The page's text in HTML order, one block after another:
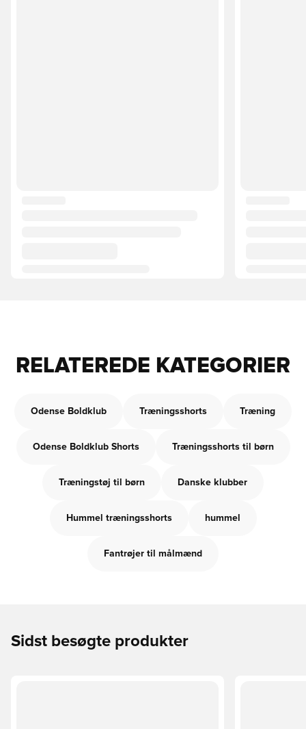
RELATEREDE KATEGORIER
Odense Boldklub Træningsshorts Træning
Odense Boldklub Shorts Træningsshorts til børn
Træningstøj til børn Danske klubber
Hummel træningsshorts hummel
Fantrøjer til målmænd
Sidst besøgte produkter